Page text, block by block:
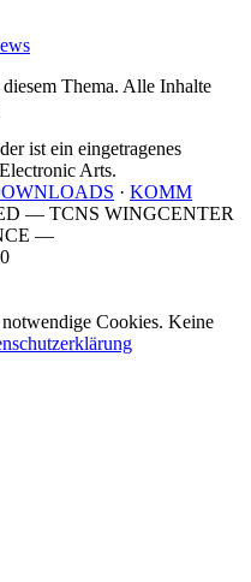
Thema. Alle Inhalte
ist ein eingetragenes
Arts.
· KOMM
— TCNS WINGCENTER
—
Cookies. Keine